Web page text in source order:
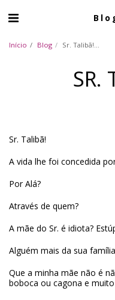
Início Blog Sr. Talibã!...
SR.
Sr. Talibã!
A vida lhe foi concedida
Por Alá?
Através de quem?
A mãe do Sr. é idiota?
Alguém mais da sua
Que a minha mãe não é
boboca ou cagona e